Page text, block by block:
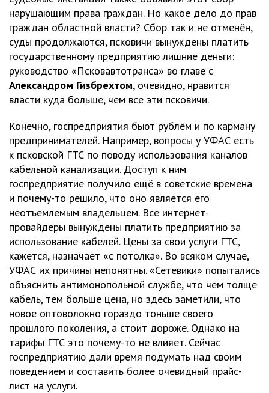
нарушающим права граждан. Но какое дело до прав
граждан областной власти? Сбор так и не отменён,
суды продолжаются, псковичи вынуждены платить
государственному предприятию лишние деньги:
руководство «Псковавтотранса» во главе с
Александром Гизбрехтом, очевидно, нравится
власти куда больше, чем все эти псковичи.
Конечно, госпредприятия бьют рублём и по карману
предпринимателей. Например, вопросы у УФАС есть
к псковской ГТС по поводу использования каналов
кабельной канализации. Доступ к ним
госпредприятие получило ещё в советские времена
и почему-то решило, что оно является его
неотъемлемым владельцем. Все интернет-
провайдеры вынуждены платить предприятию за
использование кабелей. Цены за свои услуги ГТС,
кажется, назначает «с потолка». Во всяком случае,
УФАС их причины непонятны. «Сетевики» попытались
объяснить антимонопольной службе, что чем толще
кабель, тем больше цена, но здесь заметили, что
новое оптоволокно гораздо тоньше своего
прошлого поколения, а стоит дороже. Однако на
тарифы ГТС это почему-то не влияет. Сейчас
госпредприятию дали время подумать над своим
поведением и составить более очевидный прайс-
лист на услуги.